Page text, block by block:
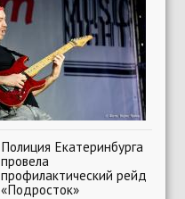
Полиция Екатеринбурга
провела
профилактический рейд
«Подросток»